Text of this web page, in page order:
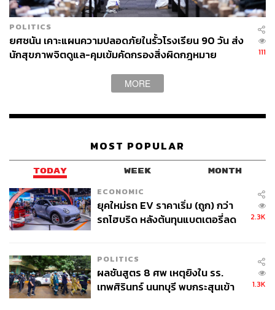
รัฐควรสนับสนุนอย่างจริงจังหรือยัง
แน่นอนว่าชิงช้าสวรรค์ไม่ใช่รายการเดียวที่สะท้อนศักยภาพ
ของคนไทย รายการประกวดร้องเพลงและเรียลลิตี้อื่นๆ ก็มี
คุณค่าในแบบของตัวเอง แต่ในความเห็นของผู้เขียน ชิงช้า
วัฒนธรรมสร้างสรรค์ไทย เพราะรวมทั้งการร้อง เล่น เต้น
คำถามที่สำคัญกว่านั้นคือ ทำไมเราจึงปล่อยให้ศักยภาพเหล่า
นี้อยู่เพียงในพื้นที่ของเอกชน รายการนี้เคยยุติไปครั้งหนึ่งเมื่อ
สองปีก่อน หากวันใดวันหนึ่งมันหยุดถาวร เวทีสำหรับเยาวชน
ที่มีศักยภาพเหล่านี้จะหายไปด้วยหรือไม่
กรณีของน้องอ้น นักร้องนำวงดนตรีเทศบาล 6 อุดรธานี ชี้ให้
เห็นว่ามีหลายคนมองเห็นศักยภาพเหล่านี้อยู่จริง แม้ไม่ได้เข้า
รอบชิง แต่มีวงหมอลำหลายวงอยากได้ตัว มีศิลปินอยากร่วม
งาน และคิวงานยาวข้ามเดือน นี่คือศักยภาพที่แปลงเป็นราย
POLITICS
ยศชนัน เคาะแผนความปลอดภัยในรั้วโรงเรียน 90 วัน ส่ง
นักสุขภาพจิตดูแล-คุมเข้มคัดกรองสิ่งผิดกฎหมาย
111
MORE
MOST POPULAR
TODAY WEEK MONTH
ECONOMIC
ยุคใหม่รถ EV ราคาเริ่ม (ถูก) กว่า
รถไฮบริด หลังต้นทุนแบตเตอรี่ลด
2.3K
POLITICS
ผลชันสูตร 8 ศพ เหตุยิงใน รร.
เทพศิรินทร์ นนทบุรี พบกระสุนเข้า
1.3K